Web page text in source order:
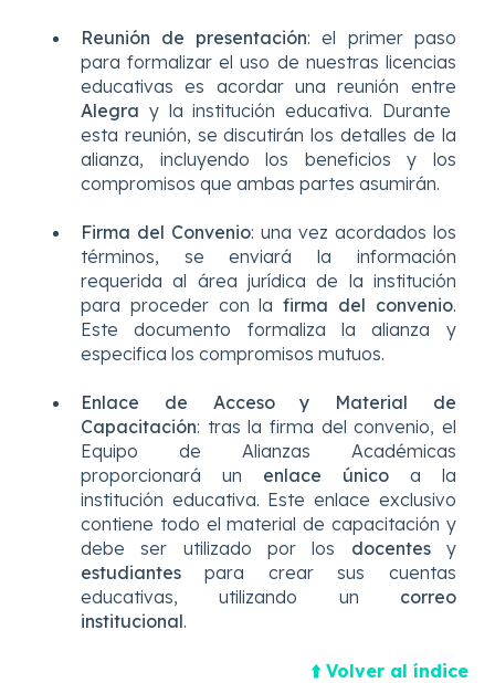
Reunión de presentación: el primer paso
para formalizar el uso de nuestras licencias
educativas es acordar una reunión entre
Alegra y la institución educativa. Durante
esta reunión, se discutirán los detalles de la
alianza, incluyendo los beneficios y los
compromisos que ambas partes asumirán.
Firma del Convenio: una vez acordados los
términos, se enviará la información
requerida al área jurídica de la institución
para proceder con lafirma del convenio.
Este documento formaliza la alianza y
especifica los compromisos mutuos.
Enlace de Acceso y Material de
Capacitación: tras la firma del convenio, el
Equipo de Alianzas Académicas
proporcionará un enlace únicoa la
institución educativa. Este enlace exclusivo
contiene todo el material de capacitación y
debe ser utilizado por los docentesy
estudiantes para crear sus cuentas
educativas, utilizando un correo
institucional.
⬆️ Volver al índice